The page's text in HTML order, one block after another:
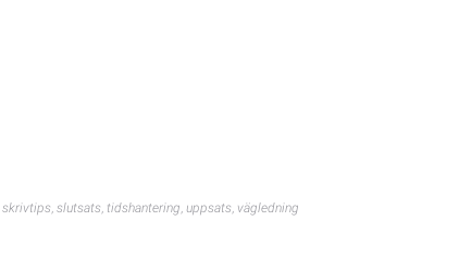
skrivtips, slutsats, tidshantering, uppsats, vägledning